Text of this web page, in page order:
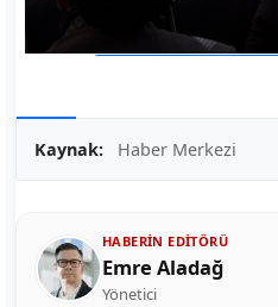
Kaynak: Haber Merkezi
HABERIN EDITÖRÜ
Emre Aladağ
Yönetici